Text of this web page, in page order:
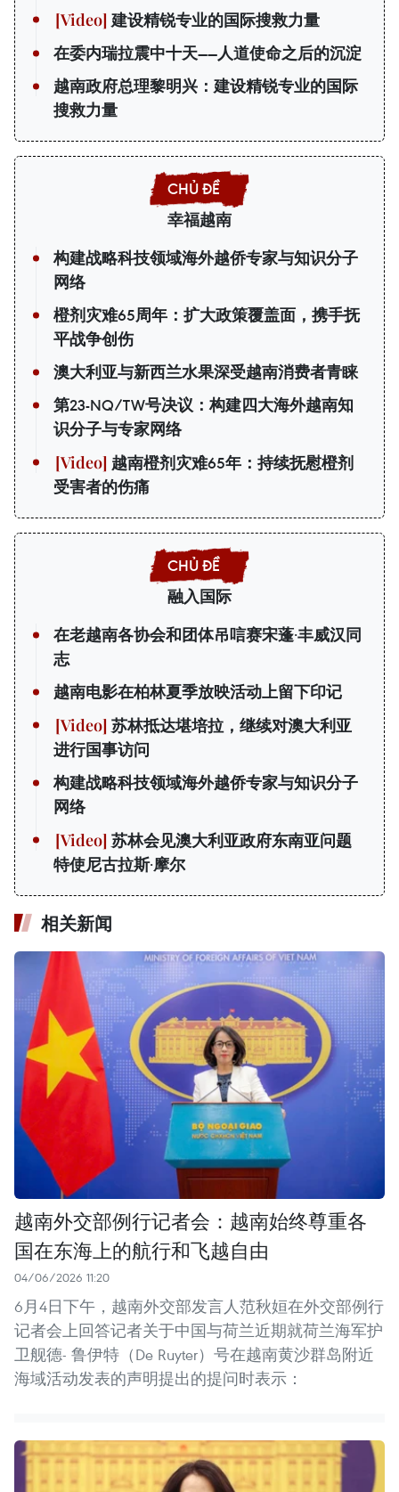
建设精锐专业的国际搜救力量
在委内瑞拉震中十天——人道使命之后的沉淀
越南政府总理黎明兴：建设精锐专业的国际
搜救力量
幸福越南
构建战略科技领域海外越侨专家与知识分子
网络
橙剂灾难65周年：扩大政策覆盖面，携手抚
平战争创伤
澳大利亚与新西兰水果深受越南消费者青睐
第23-NQ/TW号决议：构建四大海外越南知
识分子与专家网络
越南橙剂灾难65年：持续抚慰橙剂
受害者的伤痛
融入国际
在老越南各协会和团体吊唁赛宋蓬·丰威汉同
志
越南电影在柏林夏季放映活动上留下印记
苏林抵达堪培拉，继续对澳大利亚
进行国事访问
构建战略科技领域海外越侨专家与知识分子
网络
苏林会见澳大利亚政府东南亚问题
特使尼古拉斯·摩尔
相关新闻
越南外交部例行记者会：越南始终尊重各
国在东海上的航行和飞越自由
04/06/2026 11:20
6月4日下午，越南外交部发言人范秋姮在外交部例行
记者会上回答记者关于中国与荷兰近期就荷兰海军护
卫舰德- 鲁伊特（De Ruyter）号在越南黄沙群岛附近
海域活动发表的声明提出的提问时表示：